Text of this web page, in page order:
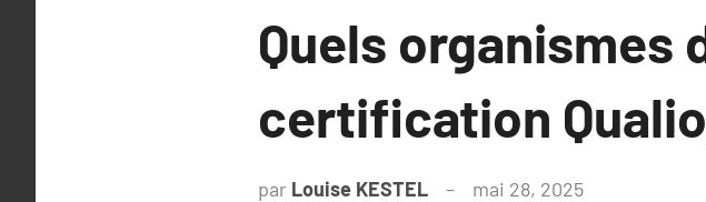
Quels organismes
certification
par Louise KESTEL mai 28, 2025